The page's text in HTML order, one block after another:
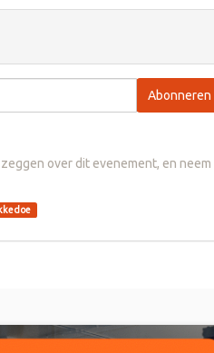
Abonneren
over dit evenement, en neem